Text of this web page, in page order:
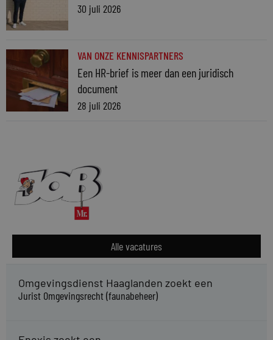
30 juli 2026
VAN ONZE KENNISPARTNERS
Een HR-brief is meer dan een juridisch
document
28 juli 2026
Alle vacatures
Omgevingsdienst Haaglanden zoekt een
Jurist Omgevingsrecht (faunabeheer)